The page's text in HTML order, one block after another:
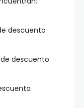
descuento
de descuento